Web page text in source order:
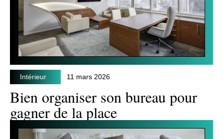
Intérieur 11 mars 2026
Bien organiser son bureau pour
gagner de la place